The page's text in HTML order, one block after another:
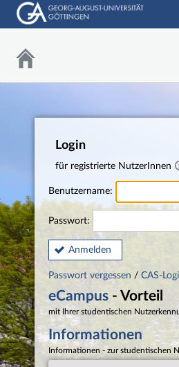
Login
für registrierte NutzerInnen
Benutzername:
Passwort:
Anmelden
Passwort vergessen / CAS-
eCampus - Vorteil
mit Ihrer studentischen
Informationen
Informationen - zur studentischen